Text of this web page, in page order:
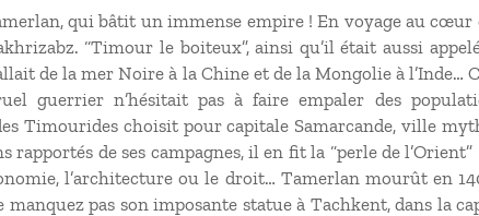
qui bâtit un immense empire ! En voyage au cœur
“Timour le boiteux”, ainsi qu’il était aussi
de la mer Noire à la Chine et de la Mongolie à l’Inde…
guerrier n’hésitait pas à faire empaler des
Timourides choisit pour capitale Samarcande, ville
rapportés de ses campagnes, il en fit la “perle de
l’architecture ou le droit… Tamerlan mourût en
pas son imposante statue à Tachkent, dans la